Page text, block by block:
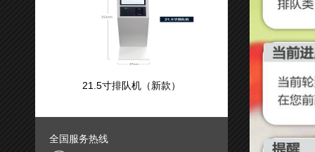
21.5寸排队机（新款）
全国服务热线